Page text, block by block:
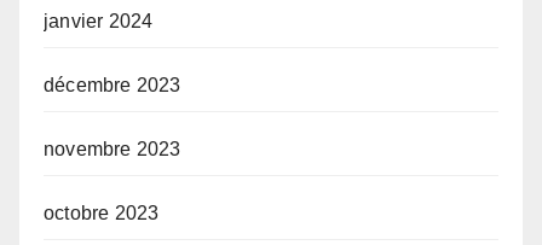
janvier 2024
décembre 2023
novembre 2023
octobre 2023